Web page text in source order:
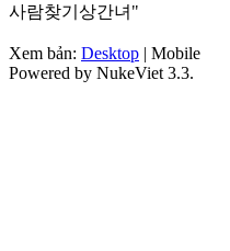
사람찾기상간녀"
Xem bản: Desktop | Mobile
Powered by NukeViet 3.3.